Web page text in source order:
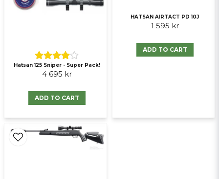
Send question
Hatsan 125 Sniper - Super Pack!
4 695 kr
ADD TO CART
HATSAN AIRTACT PD 10J
1 595 kr
ADD TO CART